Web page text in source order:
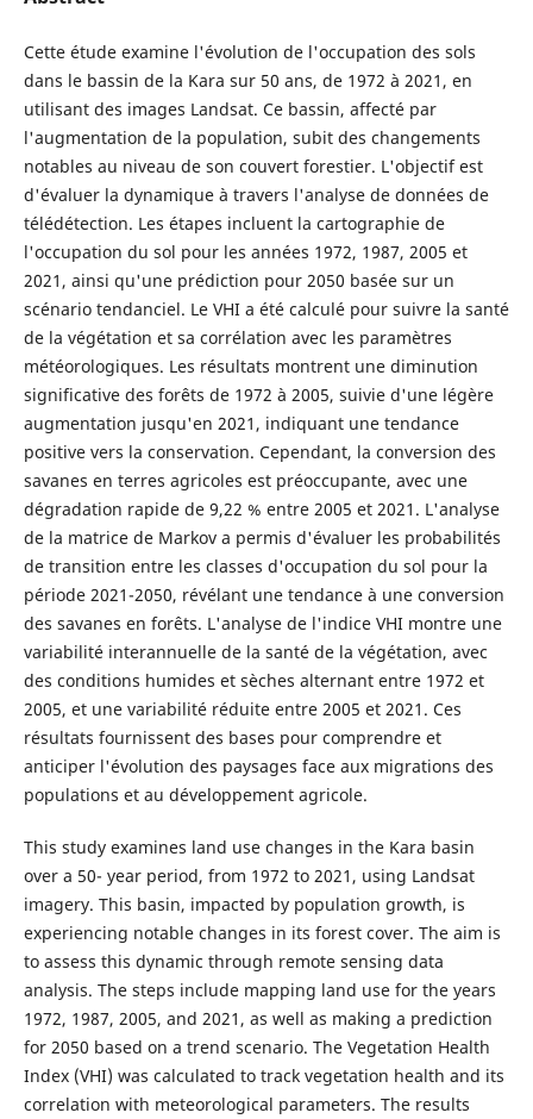
Cette étude examine l'évolution de l'occupation des sols
dans le bassin de la Kara sur 50 ans, de 1972 à 2021, en
utilisant des images Landsat. Ce bassin, affecté par
l'augmentation de la population, subit des changements
notables au niveau de son couvert forestier. L'objectif est
d'évaluer la dynamique à travers l'analyse de données de
télédétection. Les étapes incluent la cartographie de
l'occupation du sol pour les années 1972, 1987, 2005 et
2021, ainsi qu'une prédiction pour 2050 basée sur un
scénario tendanciel. Le VHI a été calculé pour suivre la santé
de la végétation et sa corrélation avec les paramètres
météorologiques. Les résultats montrent une diminution
significative des forêts de 1972 à 2005, suivie d'une légère
augmentation jusqu'en 2021, indiquant une tendance
positive vers la conservation. Cependant, la conversion des
savanes en terres agricoles est préoccupante, avec une
dégradation rapide de 9,22 % entre 2005 et 2021. L'analyse
de la matrice de Markov a permis d'évaluer les probabilités
de transition entre les classes d'occupation du sol pour la
période 2021-2050, révélant une tendance à une conversion
des savanes en forêts. L'analyse de l'indice VHI montre une
variabilité interannuelle de la santé de la végétation, avec
des conditions humides et sèches alternant entre 1972 et
2005, et une variabilité réduite entre 2005 et 2021. Ces
résultats fournissent des bases pour comprendre et
anticiper l'évolution des paysages face aux migrations des
populations et au développement agricole.
This study examines land use changes in the Kara basin
over a 50- year period, from 1972 to 2021, using Landsat
imagery. This basin, impacted by population growth, is
experiencing notable changes in its forest cover. The aim is
to assess this dynamic through remote sensing data
analysis. The steps include mapping land use for the years
1972, 1987, 2005, and 2021, as well as making a prediction
for 2050 based on a trend scenario. The Vegetation Health
Index (VHI) was calculated to track vegetation health and its
correlation with meteorological parameters. The results